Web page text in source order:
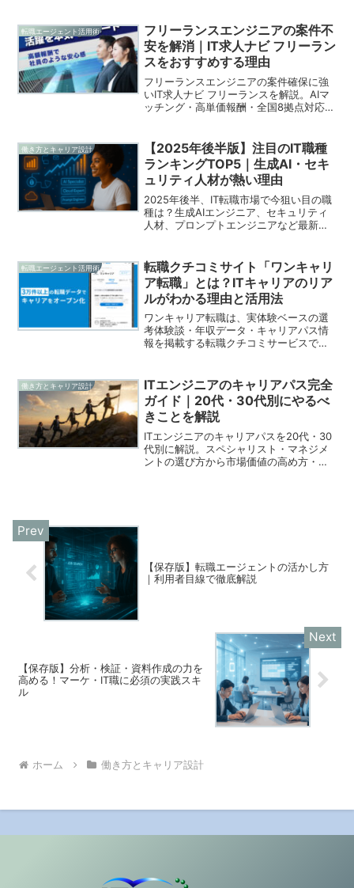
転職エージェント活用術
フリーランスエンジニアの案件不
安を解消｜IT求人ナビ フリーラン
スをおすすめする理由
フリーランスエンジニアの案件確保に強
いIT求人ナビ フリーランスを解説。AIマ
ッチング・高単価報酬・全国8拠点対応・
働き方とキャリア設計
【2025年後半版】注目のIT職種
ランキングTOP5｜生成AI・セキ
ュリティ人材が熱い理由
2025年後半、IT転職市場で今狙い目の職
種は？生成AIエンジニア、セキュリティ
人材、プロンプトエンジニアなど最新ト
転職エージェント活用術
転職クチコミサイト「ワンキャリ
ア転職」とは？ITキャリアのリア
ルがわかる理由と活用法
ワンキャリア転職は、実体験ベースの選
考体験談・年収データ・キャリアパス情
報を掲載する転職クチコミサービスで
活用できます。登録無料。
働き方とキャリア設計
ITエンジニアのキャリアパス完全
ガイド｜20代・30代別にやるべ
きことを解説
ITエンジニアのキャリアパスを20代・30
代別に解説。スペシャリスト・マネジメ
ントの選び方から市場価値の高め方・転
【保存版】転職エージェントの活かし方
｜利用者目線で徹底解説
【保存版】分析・検証・資料作成の力を
高める！マーケ・IT職に必須の実践スキ
ル
ホーム 働き方とキャリア設計